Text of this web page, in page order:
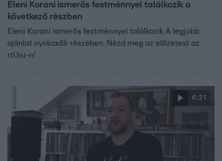
Eleni Korani ismerős festménnyel találkozik a
következő részben
Eleni Korani ismerős festménnyel találkozik A legjobb
ajánlat nyolcadik részében. Nézd meg az előzetest az
rtl.hu-n!
6:21